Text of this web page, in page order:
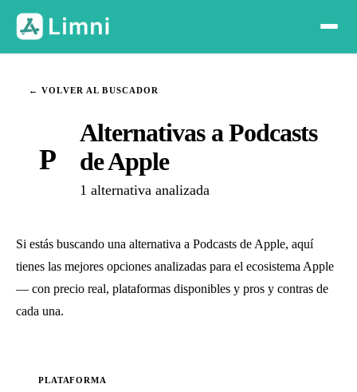
← VOLVER AL BUSCADOR
P
Alternativas a Podcasts
de Apple
1 alternativa analizada
Si estás buscando una alternativa a Podcasts de Apple, aquí
tienes las mejores opciones analizadas para el ecosistema Apple
— con precio real, plataformas disponibles y pros y contras de
cada una.
PLATAFORMA